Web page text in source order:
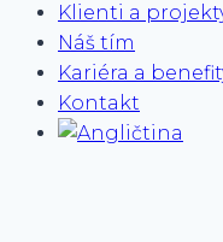
Klienti a
Náš tím
Kariéra a
Kontakt